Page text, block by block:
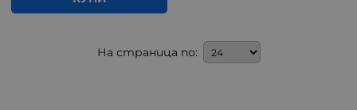
На страница по: